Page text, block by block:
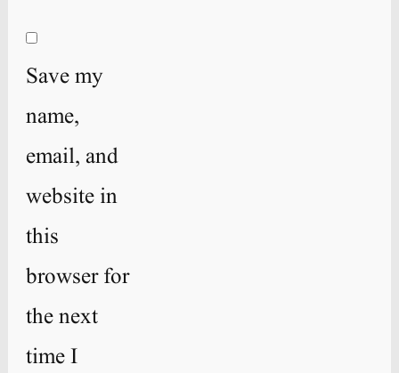
Save my
name,
email, and
website in
this
browser for
the next
time I